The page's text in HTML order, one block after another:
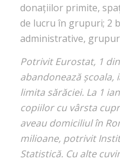
donațiilor primite,
de lucru în grupuri; 2
administrative,
Potrivit Eurostat, 1
abandonează școala,
limita sărăciei. La 1
copiilor cu vârsta
aveau domiciliul în
milioane, potrivit
Statistică. Cu alte